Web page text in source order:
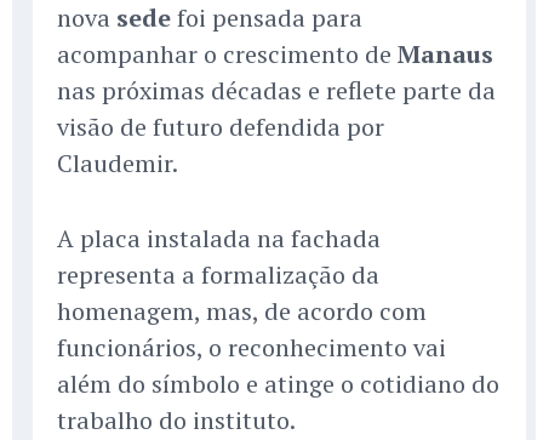
nova sedefoi pensada para
acompanhar o crescimento de Manaus
nas próximas décadas e reflete parte da
visão de futuro defendida por
Claudemir.
A placa instalada na fachada
representa a formalização da
homenagem, mas, de acordo com
funcionários, o reconhecimento vai
além do símbolo e atinge o cotidiano do
trabalho do instituto.